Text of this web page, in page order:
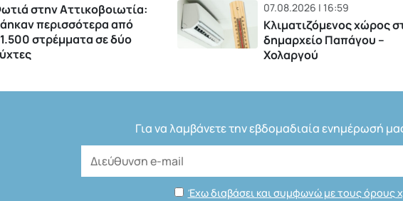
στην Αττικοβοιωτία:
περισσότερα από
στρέμματα σε δύο
07.08.2026 | 16:59
Κλιματιζόμενος χώρος
δημαρχείο Παπάγου –
Χολαργού
Για να λαμβάνετε την εβδομαδιαία ενημέρωσή
Έχω διαβάσει και συμφωνώ με τους όρους